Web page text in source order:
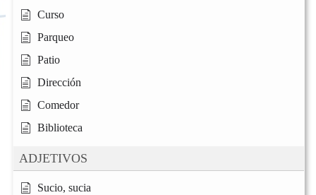
Curso
Parqueo
Patio
Dirección
Comedor
Biblioteca
ADJETIVOS
Sucio, sucia